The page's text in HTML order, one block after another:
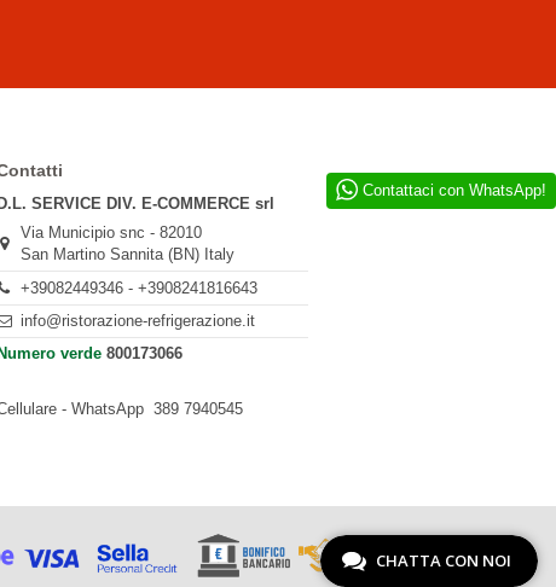
D.L. SERVICE DIV. E-COMMERCE srl
Via Municipio snc - 82010
San Martino Sannita (BN) Italy
+39082449346 - +3908241816643
info@ristorazione-refrigerazione.it
Numero verde 800173066
- WhatsApp 389 7940545
Contattaci con WhatsApp!
CHATTA CON NOI